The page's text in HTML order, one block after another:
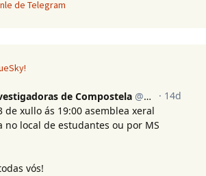
de Telegram